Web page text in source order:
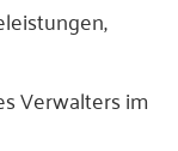
Verwalters im